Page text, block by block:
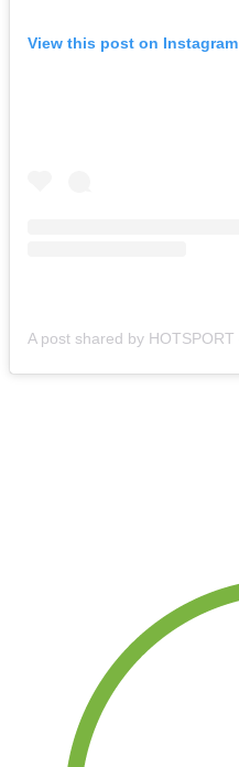
View this post on Instagram